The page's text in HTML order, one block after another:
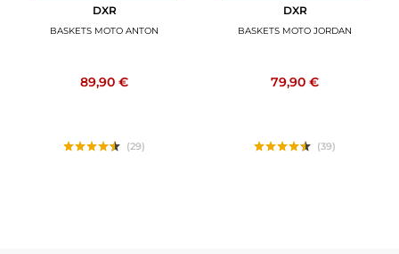
DXR
BASKETS MOTO ANTON
89,90 €
(29)
DXR
BASKETS MOTO JORDAN
79,90 €
(39)